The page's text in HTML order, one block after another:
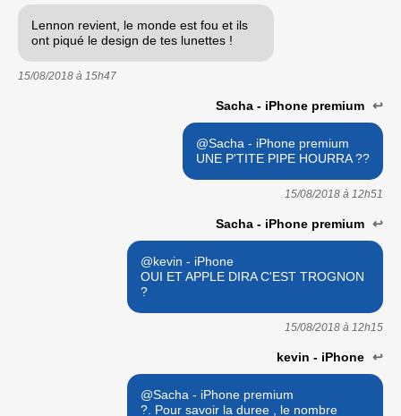
Lennon revient, le monde est fou et ils
ont piqué le design de tes lunettes !
15/08/2018 à 15h47
Sacha - iPhone premium ↩
@Sacha - iPhone premium
UNE P'TITE PIPE HOURRA ??
15/08/2018 à 12h51
Sacha - iPhone premium ↩
@kevin - iPhone
OUI ET APPLE DIRA C'EST TROGNON
?
15/08/2018 à 12h15
kevin - iPhone ↩
@Sacha - iPhone premium
?. Pour savoir la duree , le nombre